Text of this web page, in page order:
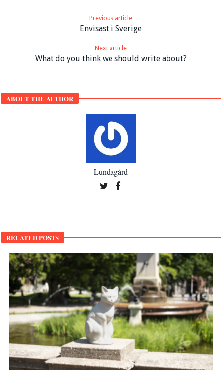
Previous article
Envisast i Sverige
Next article
What do you think we should write about?
ABOUT THE AUTHOR
Lundagård
RELATED POSTS